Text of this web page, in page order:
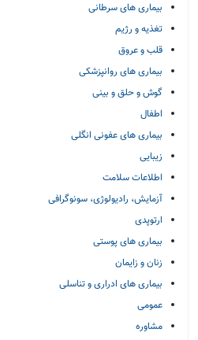
بیماری های سرطانی
تغذیه و رژیم
قلب و عروق
بیماری های روانپزشکی
گوش و حلق و بینی
اطفال
بیماری های عفونی انگلی
زیبایی
اطلاعات سلامت
آزمایش، رادیولوژی، سونوگرافی
ارتوپدی
بیماری های پوستی
زنان و زایمان
بیماری های ادراری و تناسلی
عمومی
مشاوره